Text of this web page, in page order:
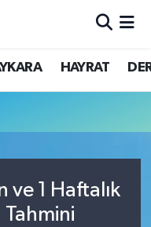
HAYRAT
ve 1 Haftalık
Fikstür